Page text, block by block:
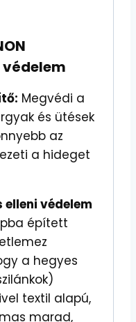
védelem
Megvédi a
és ütések
az
a hideget
védelem
épített
a hegyes
textil alapú,
marad,